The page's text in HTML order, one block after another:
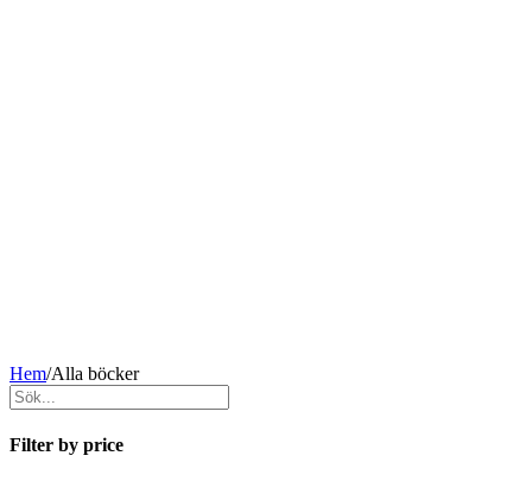
Hem/Alla böcker
Filter by price